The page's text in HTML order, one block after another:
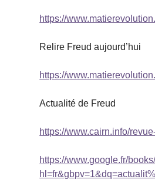
https://
Relire Freud aujourd’hui
https://
Actualité de Freud
https://www.cairn.info/
https://www.google.fr/